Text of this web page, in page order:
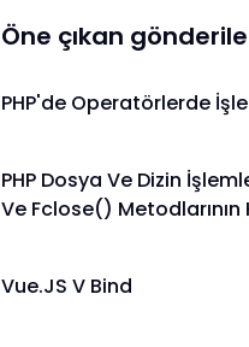
Öne çıkan
PHP'de Operatörlerde
PHP Dosya Ve Dizin
Ve Fclose() Metodlarının
Vue.JS V Bind